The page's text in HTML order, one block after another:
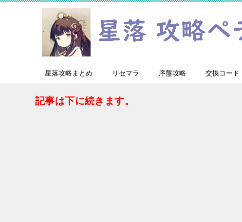
星落攻略まとめ リセマラ 序盤攻略 交換コード
記事は下に続きます。